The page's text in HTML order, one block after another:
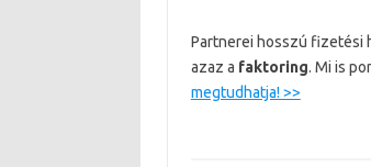
Partnerei hosszú fizetési
azaz a faktoring. Mi is
megtudhatja! >>